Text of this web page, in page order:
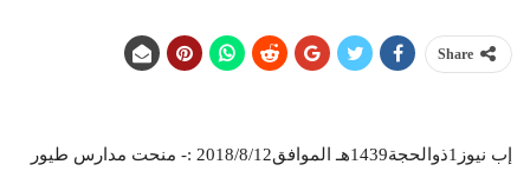
Share
إب نيوز1ذوالحجة1439هـ الموافق2018/8/12 :- منحت مدارس طيور